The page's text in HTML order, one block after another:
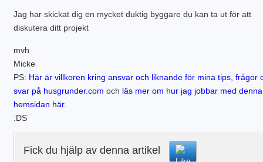
Jag har skickat dig en mycket duktig byggare du kan ta ut för att
diskutera ditt projekt
mvh
Micke
PS: Här är villkoren kring ansvar och liknande för mina tips, frågor
svar på husgrunder.com och läs mer om hur jag jobbar med denna
hemsidan här.
:DS
Fick du hjälp av denna artikel